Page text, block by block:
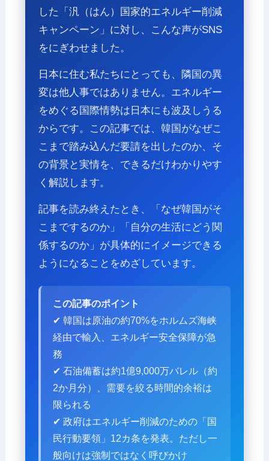
した「汎（はん）国家的エネルギー削減
キャンペーン」に対し、こんな声がSNS
をにぎわせました。
日本に住む私たちにとっても、隣国の異
変は他人事ではありません。エネルギー
をめぐる国際情勢は日本にも波及しうる
からです。この記事では、韓国がなぜこ
こまで踏み込んだ要請を出したのか、そ
の背景と実情を、できるだけわかりやす
く解説します。
記事を読み終えたとき、「なぜ韓国がそ
こまでするのか」「自分の生活にどう関
係するのか」が具体的にイメージできる
ようになることをめざしています。
この記事のポイント
✔ 韓国は原油の約70%をホルムズ海峡
経由で輸入、エネルギー安全保障が急
務
✔ 石油備蓄は約1億9,000万バレル（約
2か月分）、需要を絞る時間的余裕は
限られる
✔ 政府はエネルギー削減のための「国
民行動要領」12カ条を発表。ただし一
般向けは強制ではなく呼びかけ